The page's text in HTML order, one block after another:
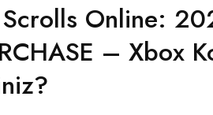
Online:
– Xbox